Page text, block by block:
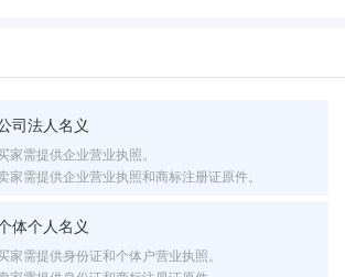
司法人名义
家需提供企业营业执照。
家需提供企业营业执照和商标注册证原件。
体个人名义
家需提供身份证和个体户营业执照。